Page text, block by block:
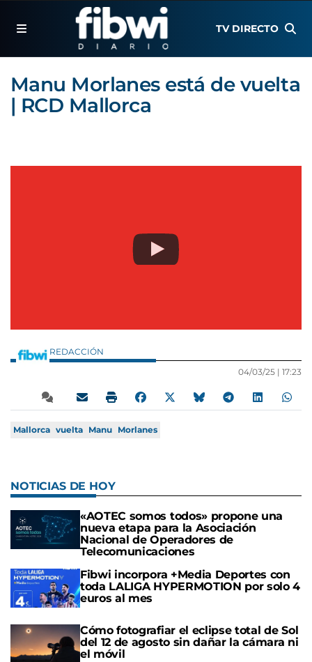
TV DIRECTO
Manu Morlanes está de vuelta
| RCD Mallorca
REDACCIÓN
04/03/25 | 17:23
Mallorca vuelta Manu Morlanes
NOTICIAS DE HOY
«AOTEC somos todos» propone una
nueva etapa para la Asociación
Nacional de Operadores de
Telecomunicaciones
Fibwi incorpora +Media Deportes con
toda LALIGA HYPERMOTION por solo 4
euros al mes
Cómo fotografiar el eclipse total de Sol
del 12 de agosto sin dañar la cámara ni
el móvil